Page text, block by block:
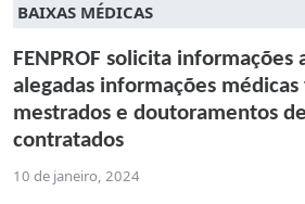
BAIXAS MÉDICAS
FENPROF solicita informações
alegadas informações médicas
mestrados e doutoramentos
contratados
10 de janeiro, 2024